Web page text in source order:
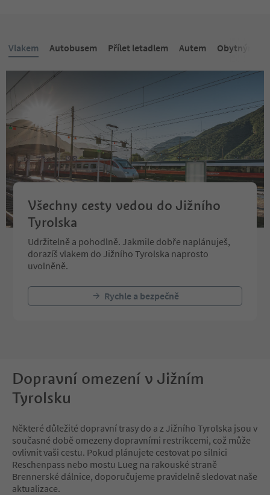
Vlakem Autobusem Přílet letadlem Autem Obytným
Všechny cesty vedou do Jižního
Tyrolska
Udržitelně a pohodlně. Jakmile dobře naplánuješ,
dorazíš vlakem do Jižního Tyrolska naprosto
uvolněně.
Rychle a bezpečně
Dopravní omezení v Jižním
Tyrolsku
Některé důležité dopravní trasy do a z Jižního Tyrolska jsou v
současné době omezeny dopravními restrikcemi, což může
ovlivnit vaši cestu. Pokud plánujete cestovat po silnici
Reschenpass nebo mostu Lueg na rakouské straně
Brennerské dálnice, doporučujeme pravidelně sledovat naše
aktualizace.